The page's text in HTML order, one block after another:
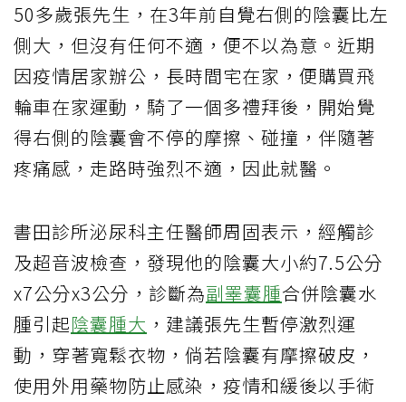
50多歲張先生，在3年前自覺右側的陰囊比左
側大，但沒有任何不適，便不以為意。近期
因疫情居家辦公，長時間宅在家，便購買飛
輪車在家運動，騎了一個多禮拜後，開始覺
得右側的陰囊會不停的摩擦、碰撞，伴隨著
疼痛感，走路時強烈不適，因此就醫。
書田診所泌尿科主任醫師周固表示，經觸診
及超音波檢查，發現他的陰囊大小約7.5公分
x7公分x3公分，診斷為副睪囊腫合併陰囊水
腫引起陰囊腫大 ，建議張先生暫停激烈運
動，穿著寬鬆衣物，倘若陰囊有摩擦破皮，
使用外用藥物防止感染，疫情和緩後以手術